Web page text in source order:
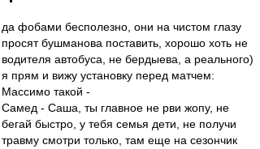
да фобами бесполезно, они на чистом глазу
просят бушманова поставить, хорошо хоть не
водителя автобуса, не бердыева, а реального)
я прям и вижу установку перед матчем:
Массимо такой -
Самед - Саша, ты главное не рви жопу, не
бегай быстро, у тебя семья дети, не получи
травму смотри только, там еще на сезончик